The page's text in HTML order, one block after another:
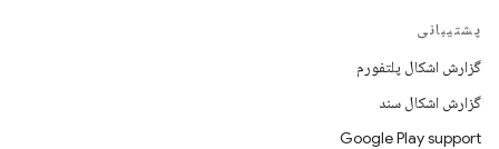
پشتیبانی
گزارش اشکال پلتفورم
گزارش اشکال سند
Google Play support